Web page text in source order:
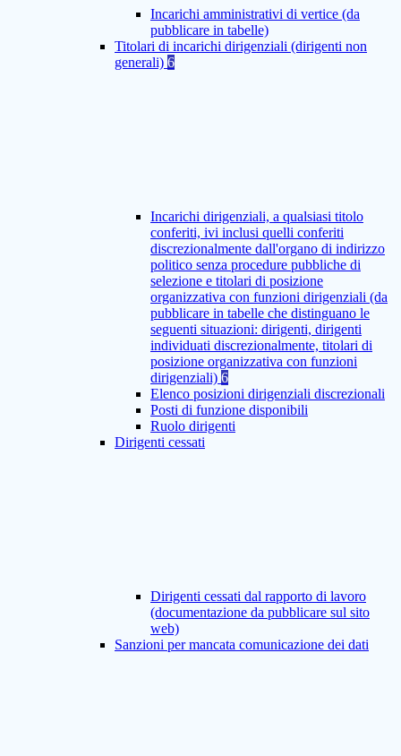
Incarichi amministrativi di vertice (da
pubblicare in tabelle)
Titolari di incarichi dirigenziali (dirigenti non
generali) 6
Incarichi dirigenziali, a qualsiasi titolo
conferiti, ivi inclusi quelli conferiti
discrezionalmente dall'organo di indirizzo
politico senza procedure pubbliche di
selezione e titolari di posizione
organizzativa con funzioni dirigenziali (da
pubblicare in tabelle che distinguano le
seguenti situazioni: dirigenti, dirigenti
individuati discrezionalmente, titolari di
posizione organizzativa con funzioni
dirigenziali) 6
Elenco posizioni dirigenziali discrezionali
Posti di funzione disponibili
Ruolo dirigenti
Dirigenti cessati
Dirigenti cessati dal rapporto di lavoro
(documentazione da pubblicare sul sito
web)
Sanzioni per mancata comunicazione dei dati